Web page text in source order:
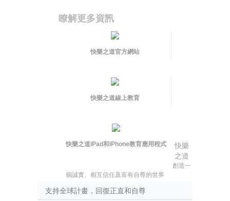
瞭解更多資訊
快樂之道官方網站
快樂之道線上教育
快樂之道iPad和iPhone教育應用程式
快樂
之道
創造一
個誠實、相互信任及富有自尊的世界
支持全球計畫，回復正直和自尊